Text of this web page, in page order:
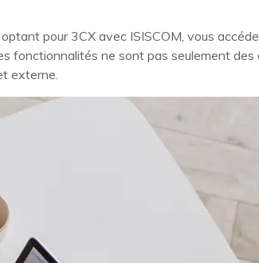
pour 3CX avec ISISCOM, vous
fonctionnalités ne sont pas seulement
externe.